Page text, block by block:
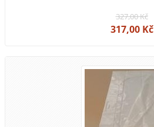
327,00 Kč
317,00 Kč